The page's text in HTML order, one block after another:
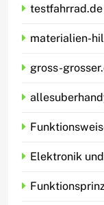
testfahrrad.de
materialien-
gross-
Elektronik